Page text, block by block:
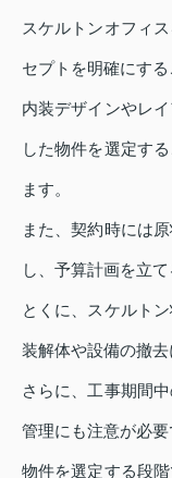
スケルトンオフィ
セプトを明確にする
内装デザインやレ
した物件を選定す
ます。
また、契約時には
し、予算計画を立て
とくに、スケルト
装解体や設備の撤去
さらに、工事期間
管理にも注意が必要
物件を選定する段